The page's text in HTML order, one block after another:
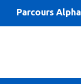
Parcours Alpha